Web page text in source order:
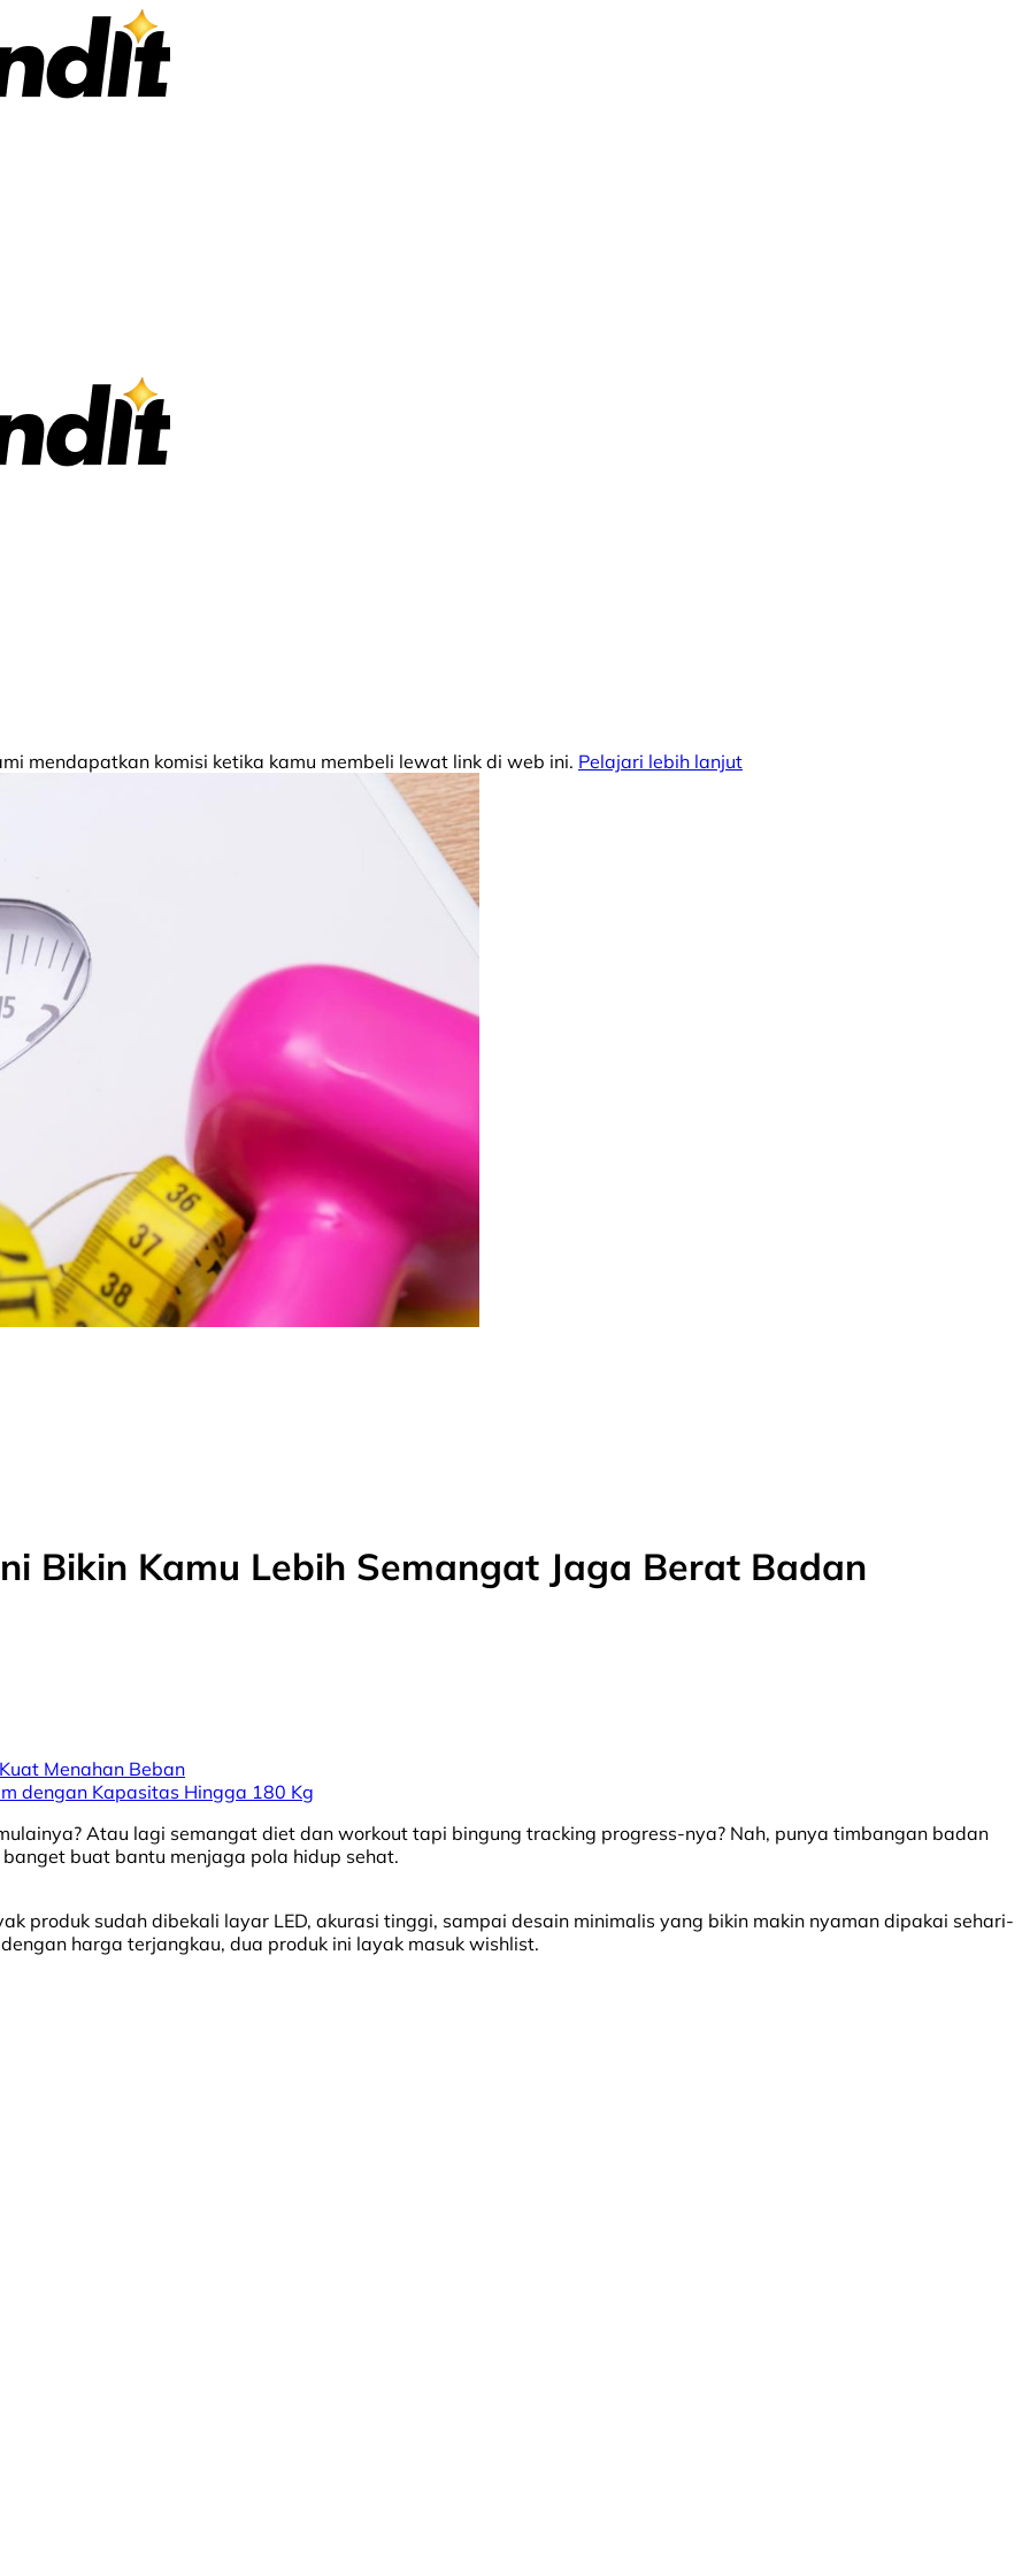
mendapatkan komisi ketika kamu membeli lewat link di web ini. Pelajari lebih lanjut
Bikin Kamu Lebih Semangat Jaga Berat Badan
Menahan Beban
dengan Kapasitas Hingga 180 Kg
Atau lagi semangat diet dan workout tapi bingung tracking progress-nya? Nah, punya timbangan badan
buat bantu menjaga pola hidup sehat.
produk sudah dibekali layar LED, akurasi tinggi, sampai desain minimalis yang bikin makin nyaman dipakai sehari-
harga terjangkau, dua produk ini layak masuk wishlist.